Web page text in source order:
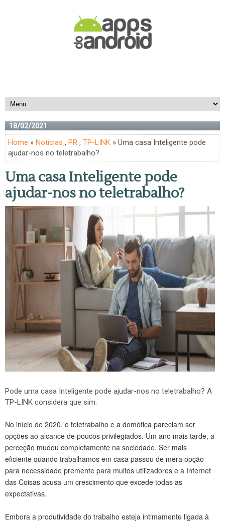
18/02/2021
Home » Notícias , PR , TP-LINK » Uma casa Inteligente pode
ajudar-nos no teletrabalho?
Uma casa Inteligente pode
ajudar-nos no teletrabalho?
Pode uma casa Inteligente pode ajudar-nos no teletrabalho? A
TP-LINK considera que sim.
No início de 2020, o teletrabalho e a domótica pareciam ser
opções ao alcance de poucos privilegiados. Um ano mais tarde, a
perceção mudou completamente na sociedade. Ser mais
eficiente quando trabalhamos em casa passou de mera opção
para necessidade premente para muitos utilizadores e a Internet
das Coisas acusa um crescimento que excede todas as
expectativas.
Embora a produtividade do trabalho esteja intimamente ligada à